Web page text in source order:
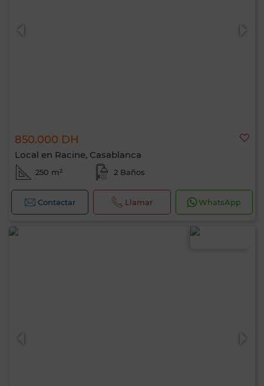
850.000 DH
Local en Racine, Casablanca
250 m² 2 Baños
Contactar Llamar WhatsApp